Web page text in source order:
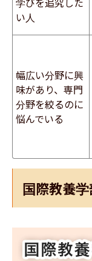
い人
幅広い分野に興
味があり、専門
分野を絞るのに
悩んでいる
国際教養